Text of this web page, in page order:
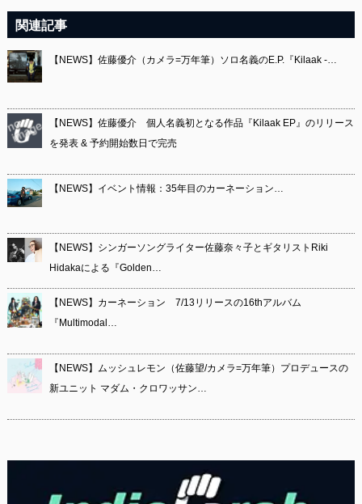
関連記事
【NEWS】佐藤優介（カメラ=万年筆）ソロ名義のE.P.『Kilaak -…
【NEWS】佐藤優介 個人名義初となる作品『Kilaak EP』のリリース
を発表 & 予約開始数日で完売
【NEWS】イベント情報：35年目のカーネーション…
【NEWS】シンガーソングライター佐藤奈々子とギタリストRiki
Hidakaによる『Golden…
【NEWS】カーネーション 7/13リリースの16thアルバム
『Multimodal…
【NEWS】ムッシュレモン（佐藤望/カメラ=万年筆）プロデュースの
新ユニット マダム・クロワッサン…